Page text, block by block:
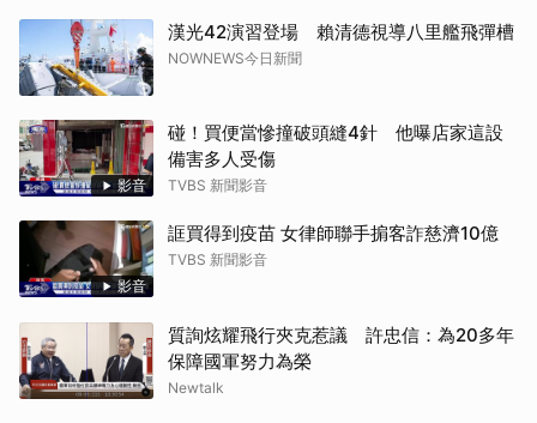
漢光42演習登場 賴清德視導八里艦飛彈槽
NOWNEWS今日新聞
影音
碰！買便當慘撞破頭縫4針 他曝店家這設
備害多人受傷
TVBS 新聞影音
影音
誆買得到疫苗 女律師聯手掮客詐慈濟10億
TVBS 新聞影音
質詢炫耀飛行夾克惹議 許忠信：為20多年
保障國軍努力為榮
Newtalk